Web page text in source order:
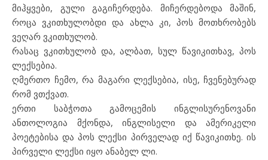
მიჰყვები, გული გაგიჩერდება. მიჩერდებოდა მაშინ,
როცა ვკითხულობდი და ახლა კი, პოს მოთხრობებს
ვეღარ ვკითხულობ.
რასაც ვკითხულობ და, ალბათ, სულ წავიკითხავ, პოს
ლექსებია.
ღმერთო ჩემო, რა მაგარი ლექსებია, ისე, ჩვენებურად
რომ ვთქვათ.
ერთი საბჭოთა გამოცემის ინგლისურენოვანი
ანთოლოგია მქონდა, ინგლისელი და ამერიკელი
პოეტებისა და პოს ლექსი პირველად იქ წავიკითხე. ის
პირველი ლექსი იყო ანაბელ ლი.